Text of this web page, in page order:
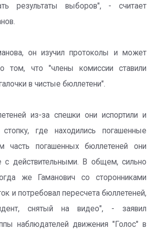
результаты выборов", - считает
он изучил протоколы и может
том, что "члены комиссии ставили
в чистые бюллетени".
из-за спешки они испортили и
где находились погашенные
часть погашенных бюллетеней они
с действительными. В общем, сильно
же Гаманович со сторонниками
и потребовал пересчета бюллетеней,
снятый на видео", - заявил
наблюдателей движения "Голос" в